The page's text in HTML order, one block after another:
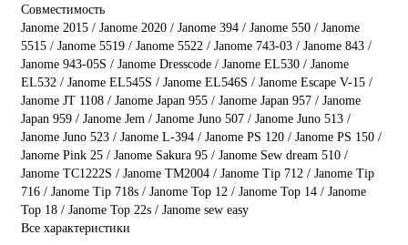
Совместимость
Janome 2015 / Janome 2020 / Janome 394 / Janome 550 / Janome
5515 / Janome 5519 / Janome 5522 / Janome 743-03 / Janome 843 /
Janome 943-05S / Janome Dresscode / Janome EL530 / Janome
EL532 / Janome EL545S / Janome EL546S / Janome Escape V-15 /
Janome JT 1108 / Janome Japan 955 / Janome Japan 957 / Janome
Japan 959 / Janome Jem / Janome Juno 507 / Janome Juno 513 /
Janome Juno 523 / Janome L-394 / Janome PS 120 / Janome PS 150 /
Janome Pink 25 / Janome Sakura 95 / Janome Sew dream 510 /
Janome TC1222S / Janome TM2004 / Janome Tip 712 / Janome Tip
716 / Janome Tip 718s / Janome Top 12 / Janome Top 14 / Janome
Top 18 / Janome Top 22s / Janome sew easy
Все характеристики